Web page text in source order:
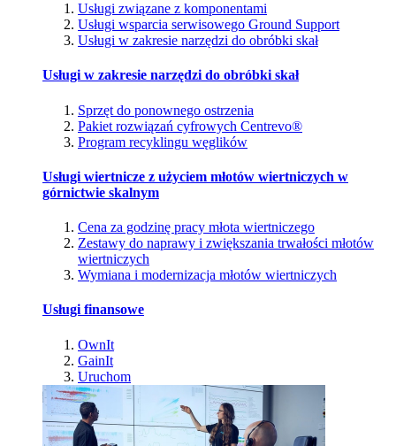
Usługi związane z komponentami
Usługi wsparcia serwisowego Ground Support
Usługi w zakresie narzędzi do obróbki skał
Usługi w zakresie narzędzi do obróbki skał
Sprzęt do ponownego ostrzenia
Pakiet rozwiązań cyfrowych Centrevo®
Program recyklingu węglików
Usługi wiertnicze z użyciem młotów wiertniczych w
górnictwie skalnym
Cena za godzinę pracy młota wiertniczego
Zestawy do naprawy i zwiększania trwałości młotów
wiertniczych
Wymiana i modernizacja młotów wiertniczych
Usługi finansowe
OwnIt
GainIt
Uruchom